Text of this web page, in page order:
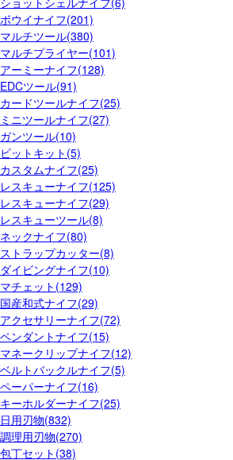
ボウイナイフ(201)
マルチツール(380)
マルチプライヤー(101)
アーミーナイフ(128)
EDCツール(91)
カードツールナイフ(25)
ミニツールナイフ(27)
ガンツール(10)
ビットキット(5)
カスタムナイフ(25)
レスキューナイフ(125)
レスキューナイフ(29)
レスキューツール(8)
ネックナイフ(80)
ストラップカッター(8)
ダイビングナイフ(10)
マチェット(129)
国産和式ナイフ(29)
アクセサリーナイフ(72)
ペンダントナイフ(15)
マネークリップナイフ(12)
ベルトバックルナイフ(5)
ペーパーナイフ(16)
キーホルダーナイフ(25)
日用刃物(832)
調理用刃物(270)
包丁セット(38)